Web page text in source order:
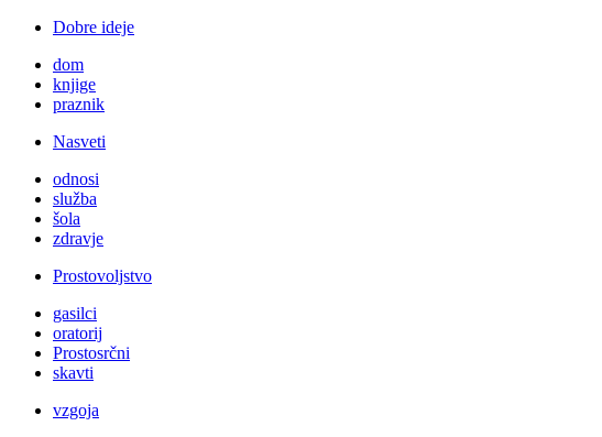
Dobre ideje
dom
knjige
praznik
Nasveti
odnosi
služba
šola
zdravje
Prostovoljstvo
gasilci
oratorij
Prostosrčni
skavti
vzgoja